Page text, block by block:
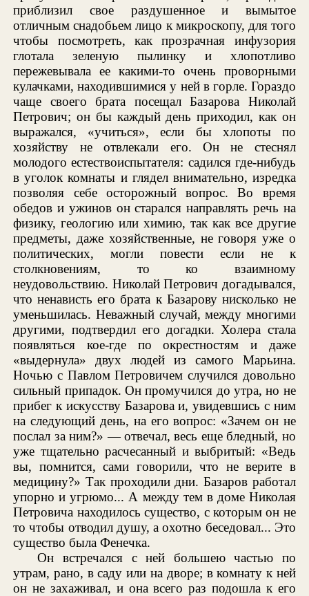
приблизил свое раздушенное и вымытое
отличным снадобьем лицо к микроскопу, для того
чтобы посмотреть, как прозрачная инфузория
глотала зеленую пылинку и хлопотливо
пережевывала ее какими-то очень проворными
кулачками, находившимися у ней в горле. Гораздо
чаще своего брата посещал Базарова Николай
Петрович; он бы каждый день приходил, как он
выражался, «учиться», если бы хлопоты по
хозяйству не отвлекали его. Он не стеснял
молодого естествоиспытателя: садился где-нибудь
в уголок комнаты и глядел внимательно, изредка
позволяя себе осторожный вопрос. Во время
обедов и ужинов он старался направлять речь на
физику, геологию или химию, так как все другие
предметы, даже хозяйственные, не говоря уже о
политических, могли повести если не к
столкновениям, то ко взаимному
неудовольствию. Николай Петрович догадывался,
что ненависть его брата к Базарову нисколько не
уменьшилась. Неважный случай, между многими
другими, подтвердил его догадки. Холера стала
появляться кое-где по окрестностям и даже
«выдернула» двух людей из самого Марьина.
Ночью с Павлом Петровичем случился довольно
сильный припадок. Он промучился до утра, но не
прибег к искусству Базарова и, увидевшись с ним
на следующий день, на его вопрос: «Зачем он не
послал за ним?» — отвечал, весь еще бледный, но
уже тщательно расчесанный и выбритый: «Ведь
вы, помнится, сами говорили, что не верите в
медицину?» Так проходили дни. Базаров работал
упорно и угрюмо... А между тем в доме Николая
Петровича находилось существо, с которым он не
то чтобы отводил душу, а охотно беседовал... Это
существо была Фенечка.
Он встречался с ней большею частью по
утрам, рано, в саду или на дворе; в комнату к ней
он не захаживал, и она всего раз подошла к его